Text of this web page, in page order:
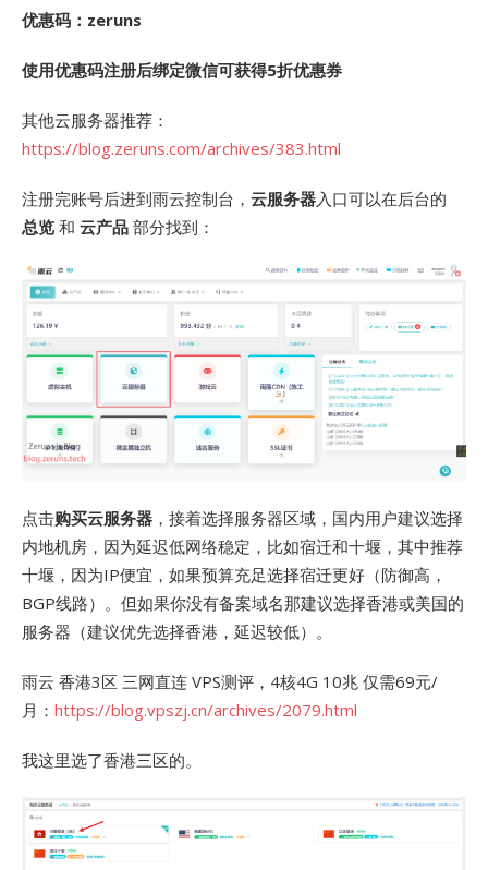
优惠码：zeruns
使用优惠码注册后绑定微信可获得5折优惠券
其他云服务器推荐：
https://blog.zeruns.com/archives/383.html
注册完账号后进到雨云控制台， 云服务器入口可以在后台的
总览 和 云产品 部分找到：
点击购买云服务器 ，接着选择服务器区域，国内用户建议选择
内地机房，因为延迟低网络稳定，比如宿迁和十堰，其中推荐
十堰，因为IP便宜，如果预算充足选择宿迁更好（防御高，
BGP线路）。但如果你没有备案域名那建议选择香港或美国的
服务器（建议优先选择香港，延迟较低）。
雨云 香港3区 三网直连 VPS测评，4核4G 10兆 仅需69元/
月： https://blog.vpszj.cn/archives/2079.html
我这里选了香港三区的。